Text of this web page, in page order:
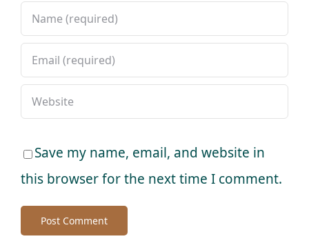
Save my name, email, and website in
this browser for the next time I comment.